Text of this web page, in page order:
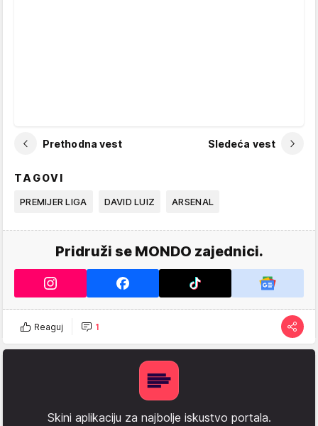
Prethodna vest Sledeća vest
TAGOVI
PREMIJER LIGA DAVID LUIZ ARSENAL
Pridruži se MONDO zajednici.
Reaguj 1
Skini aplikaciju za najbolje iskustvo portala.